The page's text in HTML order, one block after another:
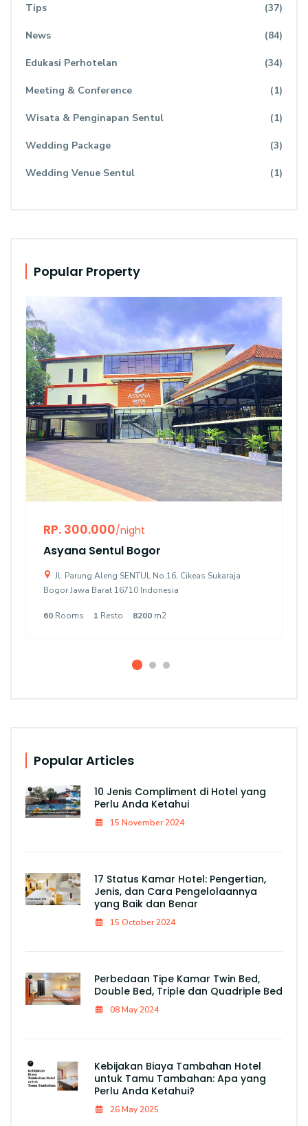
Tips (37)
News (84)
Edukasi Perhotelan (34)
Meeting & Conference (1)
Wisata & Penginapan Sentul (1)
Wedding Package (3)
Wedding Venue Sentul (1)
Popular Property
RP. 300.000/night
Asyana Sentul Bogor
Jl. Parung Aleng SENTUL No.16, Cikeas Sukaraja
Bogor Jawa Barat 16710 Indonesia
60 Rooms 1 Resto 8200 m2
Popular Articles
10 Jenis Compliment di Hotel yang
Perlu Anda Ketahui
15 November 2024
17 Status Kamar Hotel: Pengertian,
Jenis, dan Cara Pengelolaannya
yang Baik dan Benar
15 October 2024
Perbedaan Tipe Kamar Twin Bed,
Double Bed, Triple dan Quadriple Bed
08 May 2024
Kebijakan Biaya Tambahan Hotel
untuk Tamu Tambahan: Apa yang
Perlu Anda Ketahui?
26 May 2025